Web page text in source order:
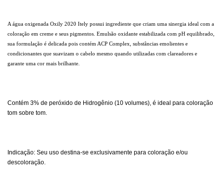
A água oxigenada Oxily 2020 Itely possui ingrediente que criam uma sinergia ideal com a
coloração em creme e seus pigmentos. Emulsão oxidante estabilizada com pH equilibrado,
sua formulação é delicada pois contém ACP Complex, substâncias emolientes e
condicionantes que suavizam o cabelo mesmo quando utilizadas com clareadores e
garante uma cor mais brilhante.
Contém 3% de peróxido de Hidrogênio (10 volumes), é ideal para coloração
tom sobre tom.
Indicação: Seu uso destina-se exclusivamente para coloração e/ou
descoloração.